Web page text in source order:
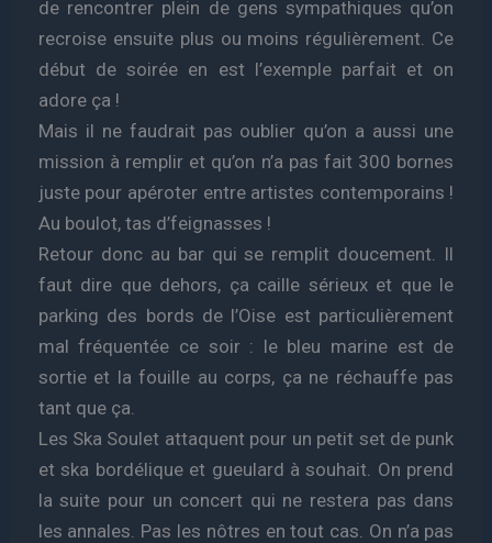
de rencontrer plein de gens sympathiques qu’on
recroise ensuite plus ou moins régulièrement. Ce
début de soirée en est l’exemple parfait et on
adore ça !
Mais il ne faudrait pas oublier qu’on a aussi une
mission à remplir et qu’on n’a pas fait 300 bornes
juste pour apéroter entre artistes contemporains !
Au boulot, tas d’feignasses !
Retour donc au bar qui se remplit doucement. Il
faut dire que dehors, ça caille sérieux et que le
parking des bords de l’Oise est particulièrement
mal fréquentée ce soir : le bleu marine est de
sortie et la fouille au corps, ça ne réchauffe pas
tant que ça.
Les Ska Soulet attaquent pour un petit set de punk
et ska bordélique et gueulard à souhait. On prend
la suite pour un concert qui ne restera pas dans
les annales. Pas les nôtres en tout cas. On n’a pas